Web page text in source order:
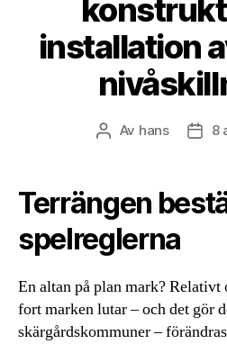
installation
Inläggsförfattare
Av hans 8
Terrängen
spelreglerna
En altan på plan mark?
fort marken lutar – och det gör
skärgårdskommuner –